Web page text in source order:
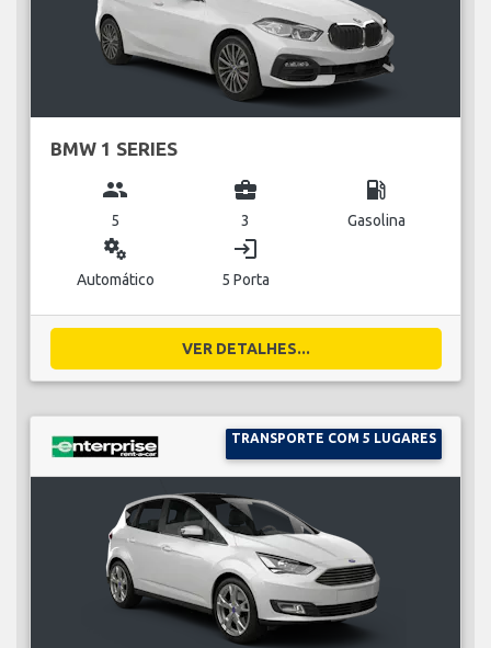
BMW 1 SERIES
group
5
business_center
3
local_gas_station
Gasolina
miscellaneous_services
Automático
login
5 Porta
VER DETALHES...
TRANSPORTE COM 5 LUGARES